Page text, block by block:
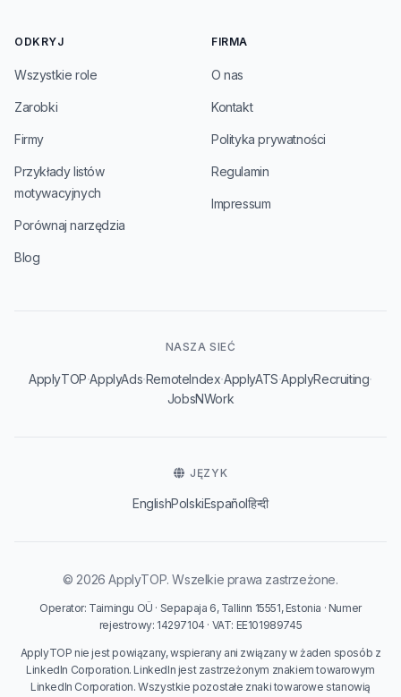
ODKRYJ
Wszystkie role
Zarobki
Firmy
Przykłady listów
motywacyjnych
Porównaj narzędzia
Blog
FIRMA
O nas
Kontakt
Polityka prywatności
Regulamin
Impressum
NASZA SIEĆ
ApplyTOP·ApplyAds·RemoteIndex·ApplyATS·ApplyRecruiting·
JobsNWork
JĘZYK
EnglishPolskiEspañolहिन्दी
© 2026 ApplyTOP. Wszelkie prawa zastrzeżone.
Operator: Taimingu OÜ · Sepapaja 6, Tallinn 15551, Estonia · Numer
rejestrowy: 14297104 · VAT: EE101989745
ApplyTOP nie jest powiązany, wspierany ani związany w żaden sposób z
LinkedIn Corporation. LinkedIn jest zastrzeżonym znakiem towarowym
LinkedIn Corporation. Wszystkie pozostałe znaki towarowe stanowią